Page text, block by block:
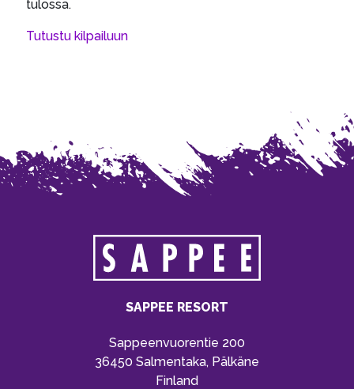
tulossa.
Tutustu kilpailuun
SAPPEE RESORT
Sappeenvuorentie 200
36450 Salmentaka, Pälkäne
Finland